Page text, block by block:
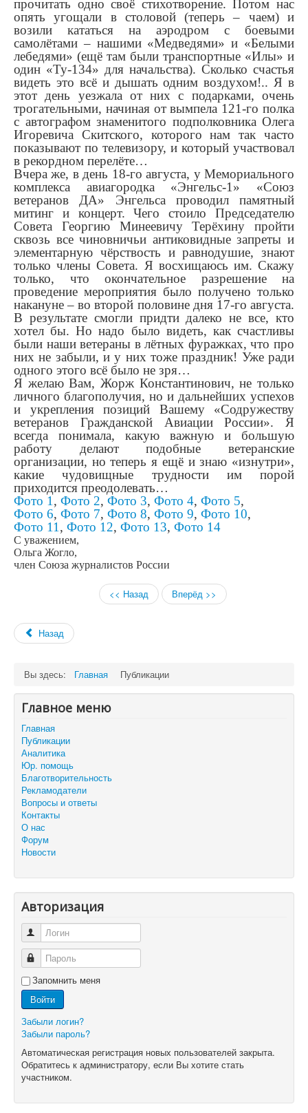
прочитать одно своё стихотворение. Потом нас
опять угощали в столовой (теперь – чаем) и
возили кататься на аэродром с боевыми
самолётами – нашими «Медведями» и «Белыми
лебедями» (ещё там были транспортные «Илы» и
один «Ту-134» для начальства). Сколько счастья
видеть это всё и дышать одним воздухом!.. Я в
этот день уезжала от них с подарками, очень
трогательными, начиная от вымпела 121-го полка
с автографом знаменитого подполковника Олега
Игоревича Скитского, которого нам так часто
показывают по телевизору, и который участвовал
в рекордном перелёте…
Вчера же, в день 18-го августа, у Мемориального
комплекса авиагородка «Энгельс-1» «Союз
ветеранов ДА» Энгельса проводил памятный
митинг и концерт. Чего стоило Председателю
Совета Георгию Минеевичу Терёхину пройти
сквозь все чиновничьи антиковидные запреты и
элементарную чёрствость и равнодушие, знают
только члены Совета. Я восхищаюсь им. Скажу
только, что окончательное разрешение на
проведение мероприятия было получено только
накануне – во второй половине дня 17-го августа.
В результате смогли придти далеко не все, кто
хотел бы. Но надо было видеть, как счастливы
были наши ветераны в лётных фуражках, что про
них не забыли, и у них тоже праздник! Уже ради
одного этого всё было не зря…
Я желаю Вам, Жорж Константинович, не только
личного благополучия, но и дальнейших успехов
и укрепления позиций Вашему «Содружеству
ветеранов Гражданской Авиации России». Я
всегда понимала, какую важную и большую
работу делают подобные ветеранские
организации, но теперь я ещё и знаю «изнутри»,
какие чудовищные трудности им порой
приходится преодолевать…
Фото 1 , Фото 2, Фото 3, Фото 4, Фото 5,
Фото 6, Фото 7, Фото 8, Фото 9, Фото 10,
Фото 11 , Фото 12, Фото 13, Фото 14
С уважением,
Ольга Жогло,
член Союза журналистов России
<< Назад Вперёд >>
Назад
Вы здесь: Главная Публикации
Главное меню
Главная
Публикации
Аналитика
Юр. помощь
Благотворительность
Рекламодатели
Вопросы и ответы
Контакты
О нас
Форум
Новости
Авторизация
Логин
Пароль
Запомнить меня
Войти
Забыли логин?
Забыли пароль?
Автоматическая регистрация новых пользователей закрыта.
Обратитесь к администратору, если Вы хотите стать
участником.